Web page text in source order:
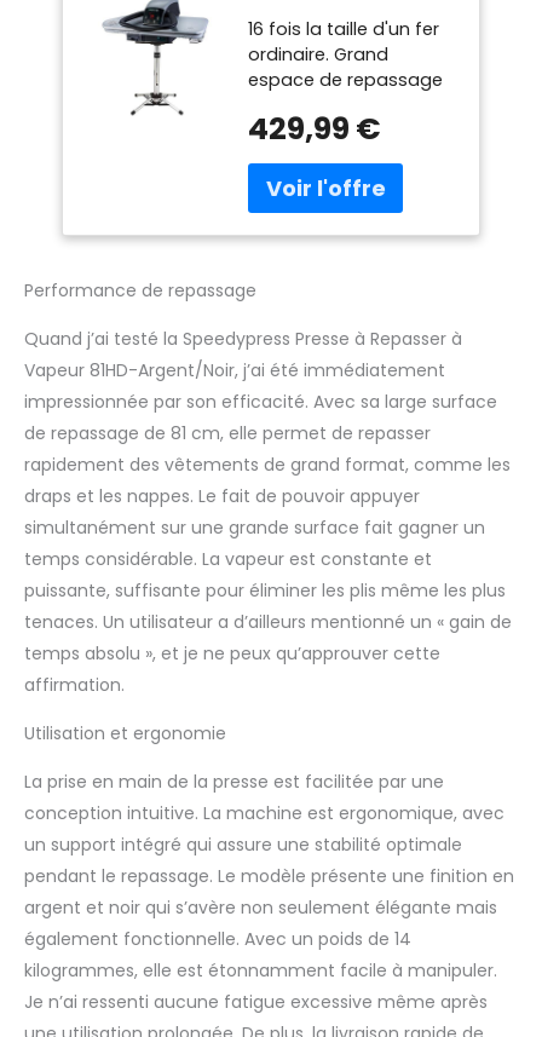
Argent/Noir 81cm
avec Support
16 fois la taille d'un fer
ordinaire. Grand
espace de repassage
encombrants. Plaque
téfDimensions : 81 x
29,5 cm. Puissance :
2200 W. Presse très
performance de
pour un usage
domestique, y compris
qui font beaucoup de
repassage, ainsi que
pour un usage
commercial léger.
Particulièrement bon
pour les grands articles
tels que les draps. Si
vous repassez de
nombreux articles plus
parure de lit double),
repassage est rapide.
Livraison gratuite au
Royaume-Uni.
Expédition le jour
même. 24 mois
(utilisation
domestique) / 12 mois
(utilisation
commerciale) garantie,
y compris la livraison et
429,99 €
Performance de repassage
Quand j’ai testé la Speedypress Presse à Repasser à
Vapeur 81HD-Argent/Noir, j’ai été immédiatement
impressionnée par son efficacité. Avec sa large surface
de repassage de 81 cm, elle permet de repasser
rapidement des vêtements de grand format, comme les
draps et les nappes. Le fait de pouvoir appuyer
simultanément sur une grande surface fait gagner un
temps considérable. La vapeur est constante et
puissante, suffisante pour éliminer les plis même les plus
tenaces. Un utilisateur a d’ailleurs mentionné un « gain de
temps absolu », et je ne peux qu’approuver cette
affirmation.
Utilisation et ergonomie
La prise en main de la presse est facilitée par une
conception intuitive. La machine est ergonomique, avec
un support intégré qui assure une stabilité optimale
pendant le repassage. Le modèle présente une finition en
argent et noir qui s’avère non seulement élégante mais
également fonctionnelle. Avec un poids de 14
kilogrammes, elle est étonnamment facile à manipuler.
Je n’ai ressenti aucune fatigue excessive même après